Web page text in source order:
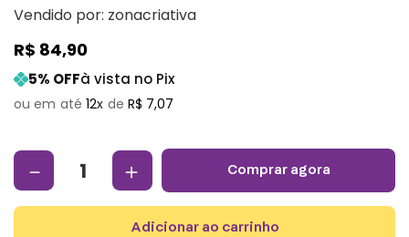
Vendido por: zonacriativa
R$ 84,90
5% OFFà vista no Pix
12 R$ 7,07
＋
－ comprar agora
adicionar ao carrinho